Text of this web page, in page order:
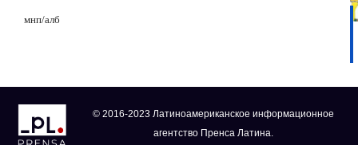
мнп/алб
© 2016-2023 Латиноамериканское информационное
агентство Пренса Латина.